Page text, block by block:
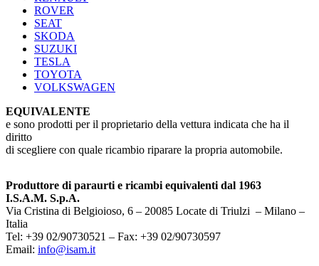
ROVER
SEAT
SKODA
SUZUKI
TESLA
TOYOTA
VOLKSWAGEN
EQUIVALENTE
e sono prodotti per il proprietario della vettura indicata che ha il
diritto
di scegliere con quale ricambio riparare la propria automobile.
Produttore di paraurti e ricambi equivalenti dal 1963
I.S.A.M. S.p.A.
Via Cristina di Belgioioso, 6 – 20085 Locate di Triulzi – Milano –
Italia
Tel: +39 02/90730521 – Fax: +39 02/90730597
Email: info@isam.it